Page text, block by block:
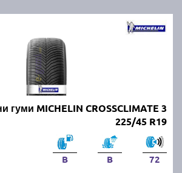
гуми MICHELIN CROSSCLIMATE 3
225/45 R19
B B 72